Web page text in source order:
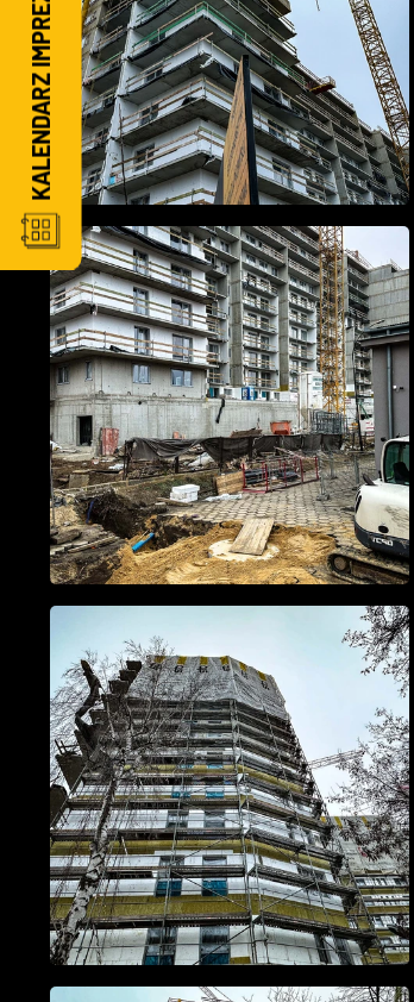
KALENDARZ IMPREZ